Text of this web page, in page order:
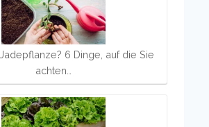
6 Dinge, auf die Sie
achten…